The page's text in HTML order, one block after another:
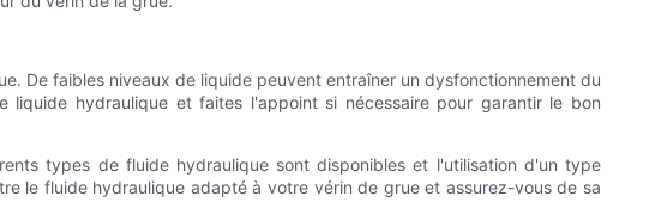
De faibles niveaux de liquide peuvent entraîner un dysfonctionnement du
liquide hydraulique et faites l'appoint si nécessaire pour garantir le bon
types de fluide hydraulique sont disponibles et l'utilisation d'un type
le fluide hydraulique adapté à votre vérin de grue et assurez-vous de sa